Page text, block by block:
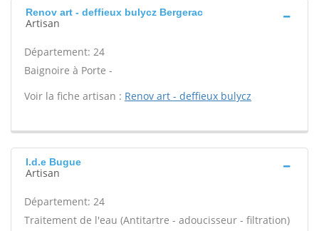
Renov art - deffieux bulycz Bergerac
Artisan
Département: 24
Baignoire à Porte -
Voir la fiche artisan : Renov art - deffieux bulycz
I.d.e Bugue
Artisan
Département: 24
Traitement de l'eau (Antitartre - adoucisseur - filtration)